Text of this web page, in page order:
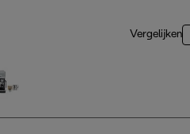
Vergelijken